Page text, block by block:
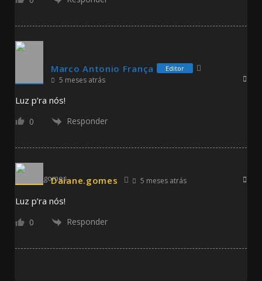
Marco Antonio França Editor
5 meses atrás
Luz p’ra nós!
0 Responder
Daiane.gomes 5 meses atrás
Luz p’ra nós!
0 Responder